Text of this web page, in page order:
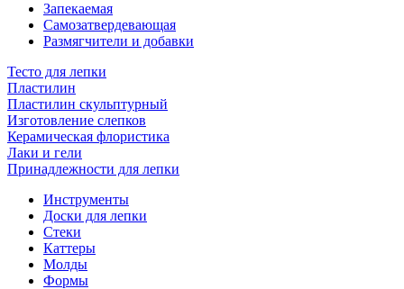
Запекаемая
Самозатвердевающая
Размягчители и добавки
Тесто для лепки
Пластилин
Пластилин скульптурный
Изготовление слепков
Керамическая флористика
Лаки и гели
Принадлежности для лепки
Инструменты
Доски для лепки
Стеки
Каттеры
Молды
Формы